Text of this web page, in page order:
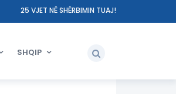
25 VJET NË SHËRBIMIN TUAJ!
SHQIP